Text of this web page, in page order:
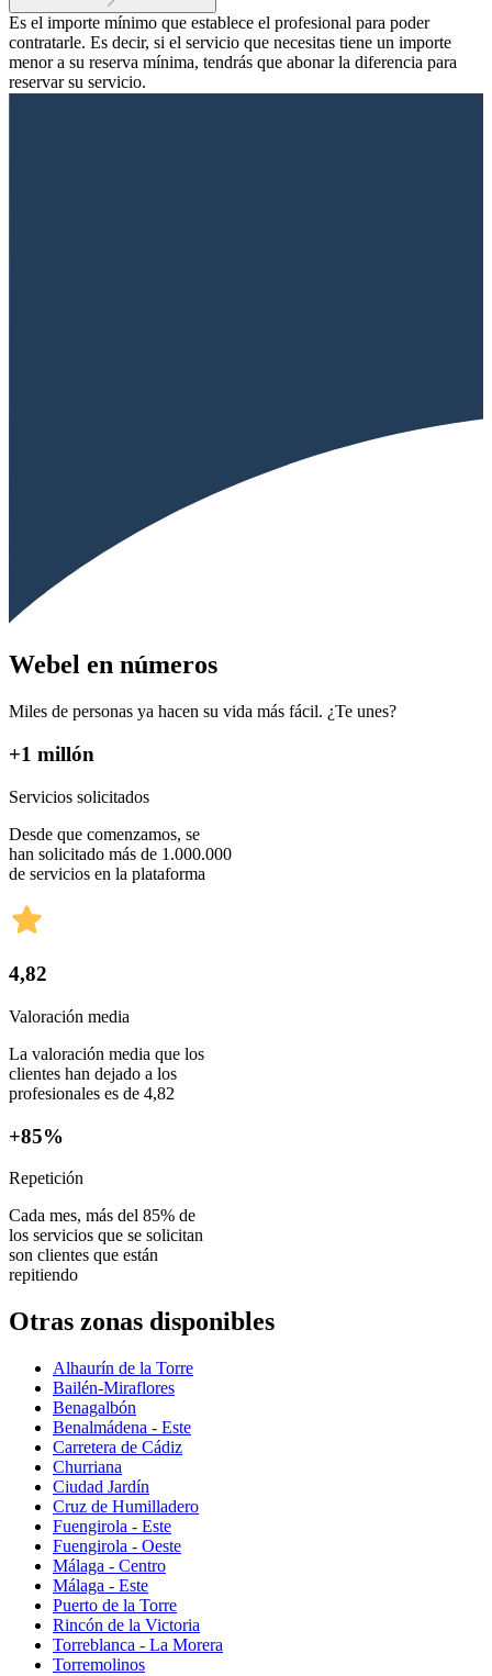
Es el importe mínimo que establece el profesional para poder
contratarle. Es decir, si el servicio que necesitas tiene un importe
menor a su reserva mínima, tendrás que abonar la diferencia para
reservar su servicio.
Webel en números
Miles de personas ya hacen su vida más fácil. ¿Te unes?
+1 millón
Servicios solicitados
Desde que comenzamos, se
han solicitado más de 1.000.000
de servicios en la plataforma
4,82
Valoración media
La valoración media que los
clientes han dejado a los
profesionales es de 4,82
+85%
Repetición
Cada mes, más del 85% de
los servicios que se solicitan
son clientes que están
repitiendo
Otras zonas disponibles
Alhaurín de la Torre
Bailén-Miraflores
Benagalbón
Benalmádena - Este
Carretera de Cádiz
Churriana
Ciudad Jardín
Cruz de Humilladero
Fuengirola - Este
Fuengirola - Oeste
Málaga - Centro
Málaga - Este
Puerto de la Torre
Rincón de la Victoria
Torreblanca - La Morera
Torremolinos